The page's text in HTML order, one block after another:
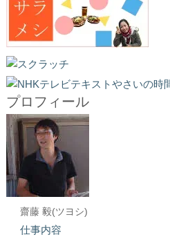
プロフィール
齋藤 毅(ツヨシ)
仕事内容